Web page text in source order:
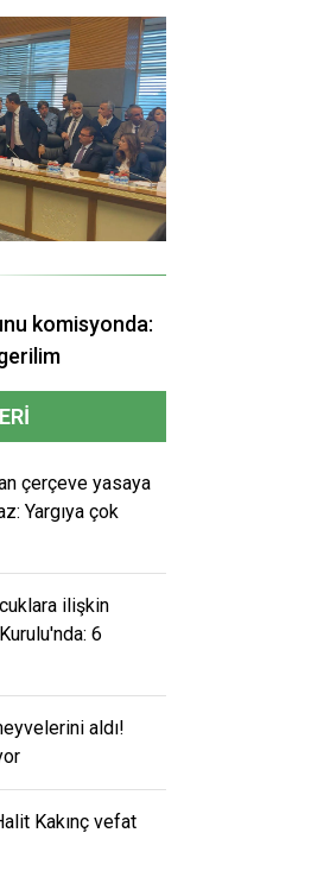
komisyonda:
çerçeve yasaya
Yargıya çok
ilişkin
6
aldı!
Kakınç vefat